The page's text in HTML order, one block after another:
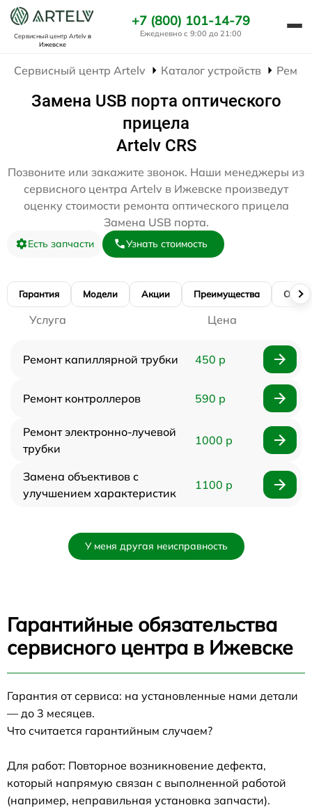
Сервисный центр Artelvв
Ижевске
+7 (800) 101-14-79
Ежедневно с 9:00 до 21:00
Сервисный центр Artelv Каталог устройств
Замена USB порта оптического
прицела
Artelv CRS
Позвоните или закажите звонок. Наши менеджеры из
сервисного центра Artelv в Ижевске произведут
оценку стоимости ремонта оптического прицела
Замена USB порта.
Есть запчасти Узнать стоимость
Гарантия Модели Акции Преимущества
Услуга Цена
Ремонт капиллярной трубки 450 р
Ремонт контроллеров 590 р
Ремонт электронно-лучевой
трубки
1000 р
Замена объективов с
улучшением характеристик
1100 р
У меня другая неисправность
Гарантийные обязательства
сервисного центра в Ижевске
Гарантия от сервиса: на установленные нами детали
— до 3 месяцев.
Что считается гарантийным случаем?
Для работ: Повторное возникновение дефекта,
который напрямую связан с выполненной работой
(например, неправильная установка запчасти).